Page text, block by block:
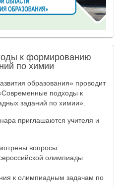
к формированию
по химии
образования» проводит
подходы к
заданий по химии».
приглашаются учителя и
вопросы:
олимпиады
к олимпиадным задачам по